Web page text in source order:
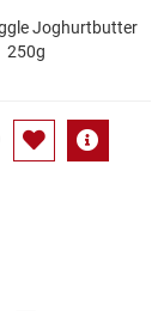
Joghurtbutter
250g